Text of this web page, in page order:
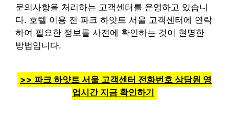
문의사항을 처리하는 고객센터를 운영하고 있습니
다. 호텔 이용 전 파크 하얏트 서울 고객센터에 연락
하여 필요한 정보를 사전에 확인하는 것이 현명한
방법입니다.
>> 파크 하얏트 서울 고객센터 전화번호 상담원 영
업시간 지금 확인하기